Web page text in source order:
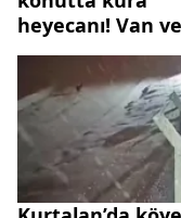
heyecanı! Van
tamamlandı |
sırası Mardin ve
Ağrı'da